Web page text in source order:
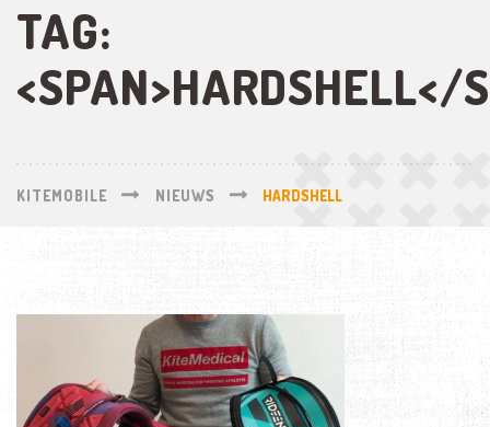
TAG:
<SPAN>HARDSHELL</
KITEMOBILE NIEUWS HARDSHELL